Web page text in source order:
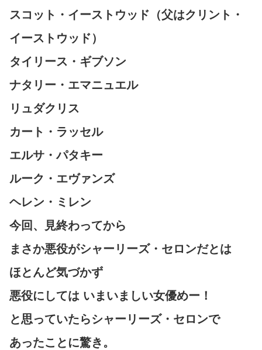
スコット・イーストウッド（父はクリント・
イーストウッド）
タイリース・ギブソン
ナタリー・エマニュエル
リュダクリス
カート・ラッセル
エルサ・パタキー
ルーク・エヴァンズ
ヘレン・ミレン
今回、見終わってから
まさか悪役がシャーリーズ・セロンだとは
ほとんど気づかず
悪役にしては いまいましい女優めー！
と思っていたらシャーリーズ・セロンで
あったことに驚き。